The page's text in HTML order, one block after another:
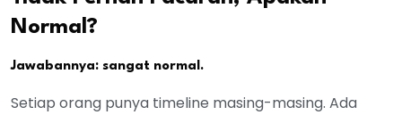
Normal?
Jawabannya: sangat normal.
Setiap orang punya timeline masing-masing. Ada